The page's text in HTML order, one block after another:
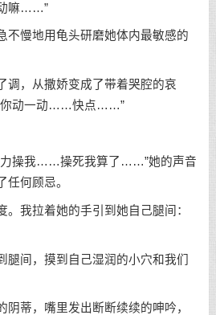
嘛……”
慢地用龟头研磨她体内最敏感的
，从撒娇变成了带着哭腔的哀
动一动……快点……”
我……操死我算了……”她的声音
任何顾忌。
我拉着她的手引到她自己腿间：
间，摸到自己湿润的小穴和我们
蒂，嘴里发出断断续续的呻吟，